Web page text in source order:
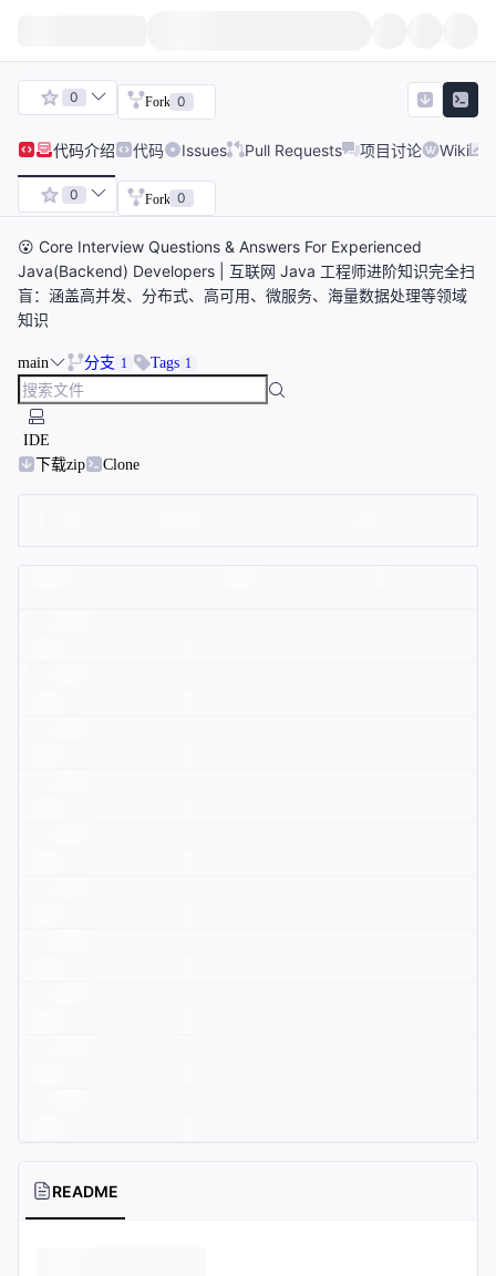
0 Fork 0
代码介绍 代码 Issues Pull Requests 项目讨论 Wiki
0 Fork 0
😮 Core Interview Questions & Answers For Experienced
Java(Backend) Developers | 互联网 Java 工程师进阶知识完全扫
盲：涵盖高并发、分布式、高可用、微服务、海量数据处理等领域
知识
main 分支 1 Tags 1
IDE
下载zip
Clone
README